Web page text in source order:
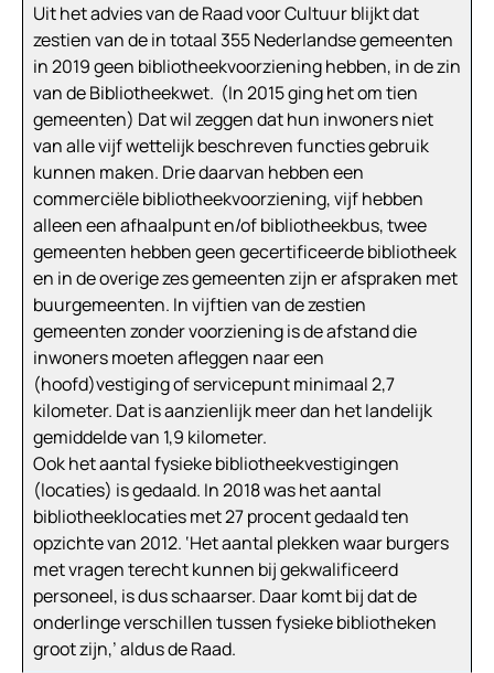
Uit het advies van de Raad voor Cultuur blijkt dat
zestien van de in totaal 355 Nederlandse gemeenten
in 2019 geen bibliotheekvoorziening hebben, in de zin
van de Bibliotheekwet. (In 2015 ging het om tien
gemeenten) Dat wil zeggen dat hun inwoners niet
van alle vijf wettelijk beschreven functies gebruik
kunnen maken. Drie daarvan hebben een
commerciële bibliotheekvoorziening, vijf hebben
alleen een afhaalpunt en/of bibliotheekbus, twee
gemeenten hebben geen gecertificeerde bibliotheek
en in de overige zes gemeenten zijn er afspraken met
buurgemeenten. In vijftien van de zestien
gemeenten zonder voorziening is de afstand die
inwoners moeten afleggen naar een
(hoofd)vestiging of servicepunt minimaal 2,7
kilometer. Dat is aanzienlijk meer dan het landelijk
gemiddelde van 1,9 kilometer.
Ook het aantal fysieke bibliotheekvestigingen
(locaties) is gedaald. In 2018 was het aantal
bibliotheeklocaties met 27 procent gedaald ten
opzichte van 2012. ‘Het aantal plekken waar burgers
met vragen terecht kunnen bij gekwalificeerd
personeel, is dus schaarser. Daar komt bij dat de
onderlinge verschillen tussen fysieke bibliotheken
groot zijn,’ aldus de Raad.